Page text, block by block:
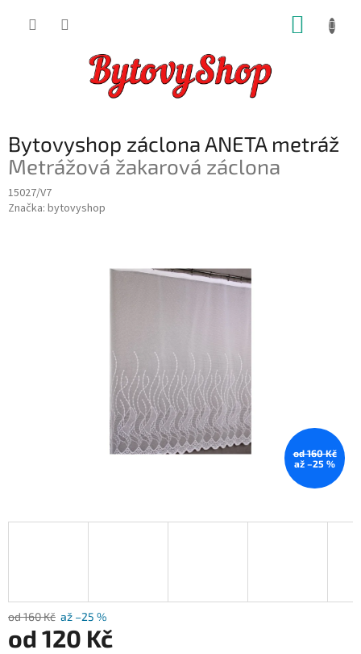
Bytovyshop záclona ANETA metráž
Metrážová žakarová záclona
15027/V7
Značka: bytovyshop
od 160 Kč
až –25 %
od 160 Kč až –25 %
od 120 Kč